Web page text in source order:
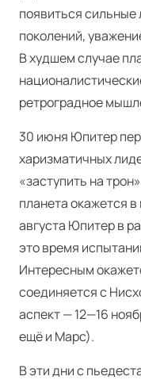
появиться
поколений,
В худшем случае
ретроградное
30 июня Юпитер
харизматичных
«заступить на
планета окажется
августа Юпитер в
это время
Интересным
соединяется с
аспект — 12—16
ещё и Марс).
В эти дни с